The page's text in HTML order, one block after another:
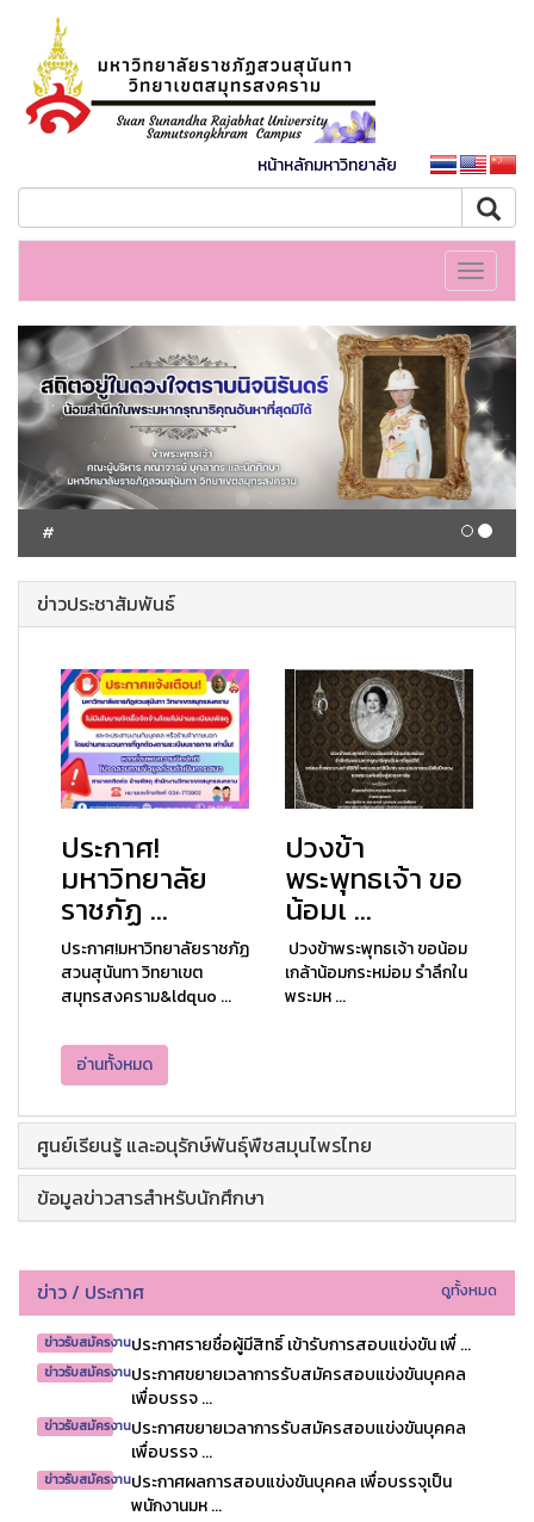
หน้าหลักมหาวิทยาลัย
Toggle
#
ข่าวประชาสัมพันธ์
ประกาศ!
มหาวิทยาลัย
ราชภัฏ ...
ประกาศ!มหาวิทยาลัยราชภัฏ
สวนสุนันทา วิทยาเขต
สมุทรสงคราม&ldquo ...
ปวงข้า
พระพุทธเจ้า ขอ
น้อมเ ...
ปวงข้าพระพุทธเจ้า ขอน้อม
เกล้าน้อมกระหม่อม รำลึกใน
พระมห ...
อ่านทั้งหมด
ศูนย์เรียนรู้ และอนุรักษ์พันธุ์พืชสมุนไพรไทย
ข้อมูลข่าวสารสำหรับนักศึกษา
ข่าว / ประกาศ ดูทั้งหมด
ข่าวรับสมัครงานประกาศรายชื่อผู้มีสิทธิ์ เข้ารับการสอบแข่งขัน เพื่ ...
ข่าวรับสมัครงานประกาศขยายเวลาการรับสมัครสอบแข่งขันบุคคล
เพื่อบรรจ ...
ข่าวรับสมัครงานประกาศขยายเวลาการรับสมัครสอบแข่งขันบุคคล
เพื่อบรรจ ...
ข่าวรับสมัครงานประกาศผลการสอบแข่งขันบุคคล เพื่อบรรจุเป็น
พนักงานมห ...